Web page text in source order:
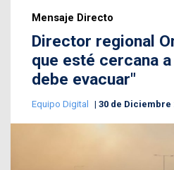
Mensaje Directo
Director regional
que esté cercana
debe evacuar"
Equipo Digital 30 de Diciembre